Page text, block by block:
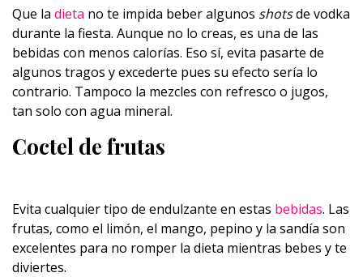
Que la dieta no te impida beber algunos shotsde vodka
durante la fiesta. Aunque no lo creas, es una de las
bebidas con menos calorías. Eso sí, evita pasarte de
algunos tragos y excederte pues su efecto sería lo
contrario. Tampoco la mezcles con refresco o jugos,
tan solo con agua mineral.
Coctel de frutas
Evita cualquier tipo de endulzante en estas bebidas. Las
frutas, como el limón, el mango, pepino y la sandía son
excelentes para no romper la dieta mientras bebes y te
diviertes.